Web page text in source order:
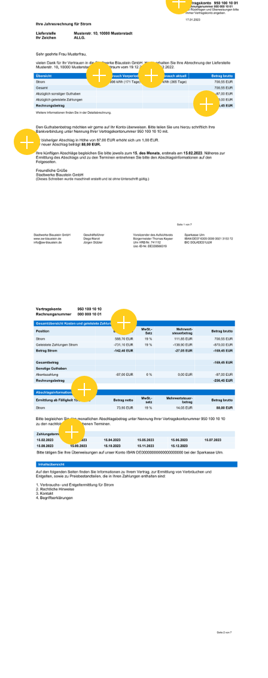
VerbräucheZeiträume
Guthaben/
Neuer Abschlag
Kostenaufschlüsselung
Abschlagsübersicht
Zahlungstermine